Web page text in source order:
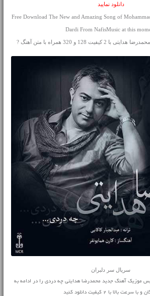
دانلود نمایید
Free Download The New and Amazing Song of
Dardi From NafisMusic at this
128 و 320 همراه با متن آهنگ ?
سریال سر دلبران
موزیک آهنگ جدید محمدرضا هدایتی چه دردی را در ادامه به
با سرعت بالا با 2 کیفیت دانلود کنید